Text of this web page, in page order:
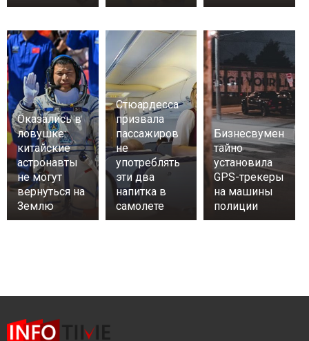
Оказались в
ловушке:
китайские
астронавты
не могут
вернуться на
Землю
Стюардесса
призвала
пассажиров
не
употреблять
эти два
напитка в
самолете
Бизнесвумен
тайно
установила
GPS-трекеры
на машины
полиции